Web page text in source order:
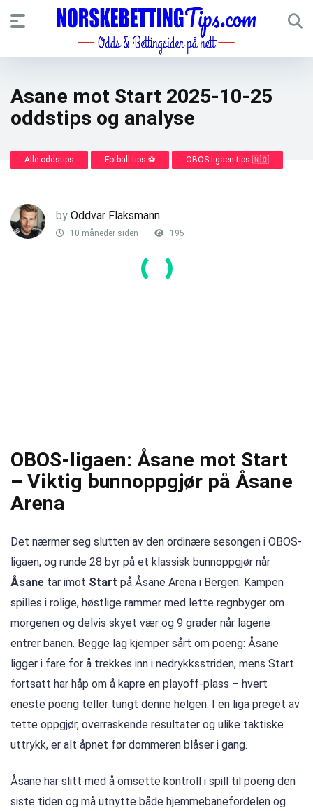
Asane mot Start 2025-10-25
oddstips og analyse
Alle oddstips Fotball tips ⚽ OBOS-ligaen tips 🇳🇴
by Oddvar Flaksmann
10 måneder siden 195
OBOS-ligaen: Åsane mot Start
– Viktig bunnoppgjør på Åsane
Arena
Det nærmer seg slutten av den ordinære sesongen i OBOS-
ligaen, og runde 28 byr på et klassisk bunnoppgjør når
Åsane tar imot Start på Åsane Arena i Bergen. Kampen
spilles i rolige, høstlige rammer med lette regnbyger om
morgenen og delvis skyet vær og 9 grader når lagene
entrer banen. Begge lag kjemper sårt om poeng: Åsane
ligger i fare for å trekkes inn i nedrykksstriden, mens Start
fortsatt har håp om å kapre en playoff-plass – hvert
eneste poeng teller tungt denne helgen. I en liga preget av
tette oppgjør, overraskende resultater og ulike taktiske
uttrykk, er alt åpnet før dommeren blåser i gang.
Åsane har slitt med å omsette kontroll i spill til poeng den
siste tiden og må utnytte både hjemmebanefordelen og